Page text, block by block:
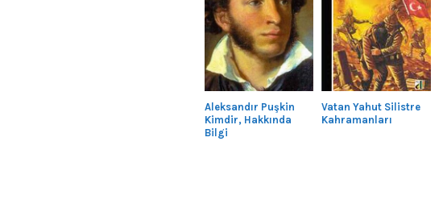
Aleksandır Puşkin
Kimdir, Hakkında
Bilgi
Vatan Yahut Silistre
Kahramanları